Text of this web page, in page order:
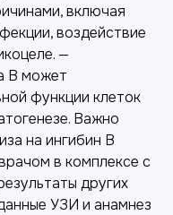
включая
воздействие
—
B может
функции клеток
Важно
на ингибин B
в комплексе с
других
УЗИ и анамнез